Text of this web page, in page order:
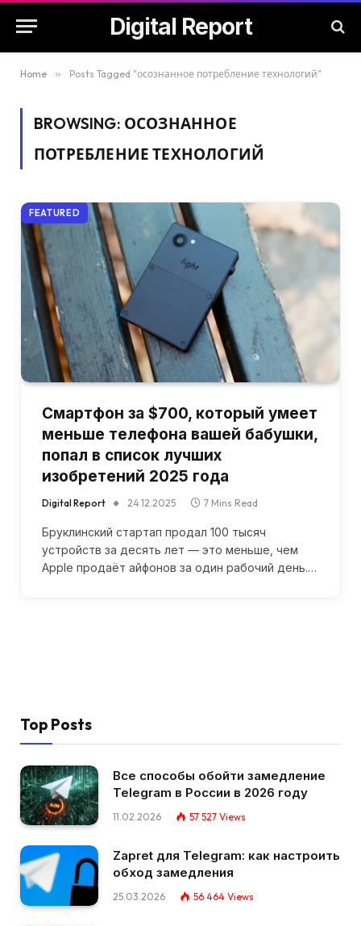
Digital Report
Home » Posts Tagged "осознанное потребление технологий"
BROWSING: ОСОЗНАННОЕ
ПОТРЕБЛЕНИЕ ТЕХНОЛОГИЙ
FEATURED
Смартфон за $700, который умеет
меньше телефона вашей бабушки,
попал в список лучших
изобретений 2025 года
Digital Report 24.12.2025 7 Mins Read
Бруклинский стартап продал 100 тысяч
устройств за десять лет — это меньше, чем
Apple продаёт айфонов за один рабочий день.…
Top Posts
Все способы обойти замедление
Telegram в России в 2026 году
11.02.2026 57 527 Views
Zapret для Telegram: как настроить
обход замедления
25.03.2026 56 464 Views